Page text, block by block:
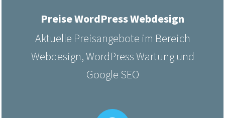
Preise WordPress Webdesign
Aktuelle Preisangebote im Bereich
Webdesign, WordPress Wartung und
Google SEO